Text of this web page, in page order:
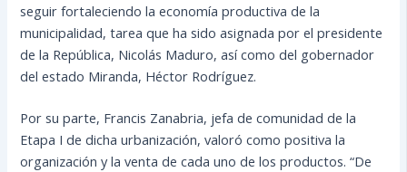
seguir fortaleciendo la economía productiva de la
municipalidad, tarea que ha sido asignada por el presidente
de la República, Nicolás Maduro, así como del gobernador
del estado Miranda, Héctor Rodríguez.
Por su parte, Francis Zanabria, jefa de comunidad de la
Etapa I de dicha urbanización, valoró como positiva la
organización y la venta de cada uno de los productos. “De